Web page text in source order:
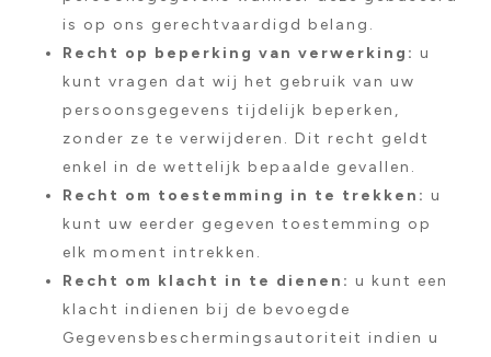
is op ons gerechtvaardigd belang.
Recht op beperking van verwerking: u
kunt vragen dat wij het gebruik van uw
persoonsgegevens tijdelijk beperken,
zonder ze te verwijderen. Dit recht geldt
enkel in de wettelijk bepaalde gevallen.
Recht om toestemming in te trekken: u
kunt uw eerder gegeven toestemming op
elk moment intrekken.
Recht om klacht in te dienen: u kunt een
klacht indienen bij de bevoegde
Gegevensbeschermingsautoriteit indien u